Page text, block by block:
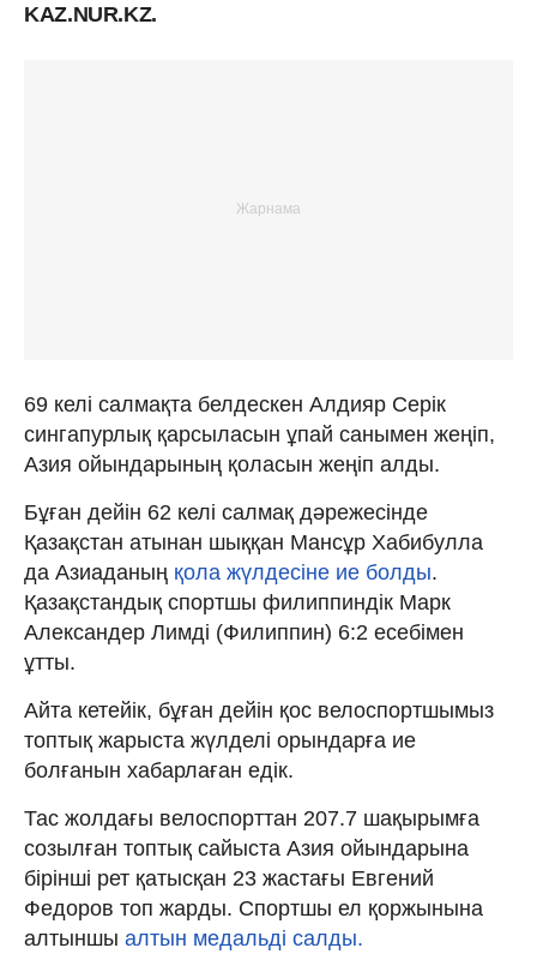
KAZ.NUR.KZ.
69 келі салмақта белдескен Алдияр Серік
сингапурлық қарсыласын ұпай санымен жеңіп,
Азия ойындарының қоласын жеңіп алды.
Бұған дейін 62 келі салмақ дәрежесінде
Қазақстан атынан шыққан Мансұр Хабибулла
да Азиаданың қола жүлдесіне ие болды.
Қазақстандық спортшы филиппиндік Марк
Александер Лимді (Филиппин) 6:2 есебімен
ұтты.
Айта кетейік, бұған дейін қос велоспортшымыз
топтық жарыста жүлделі орындарға ие
болғанын хабарлаған едік.
Тас жолдағы велоспорттан 207.7 шақырымға
созылған топтық сайыста Азия ойындарына
бірінші рет қатысқан 23 жастағы Евгений
Федоров топ жарды. Спортшы ел қоржынына
алтыншы алтын медальді салды.